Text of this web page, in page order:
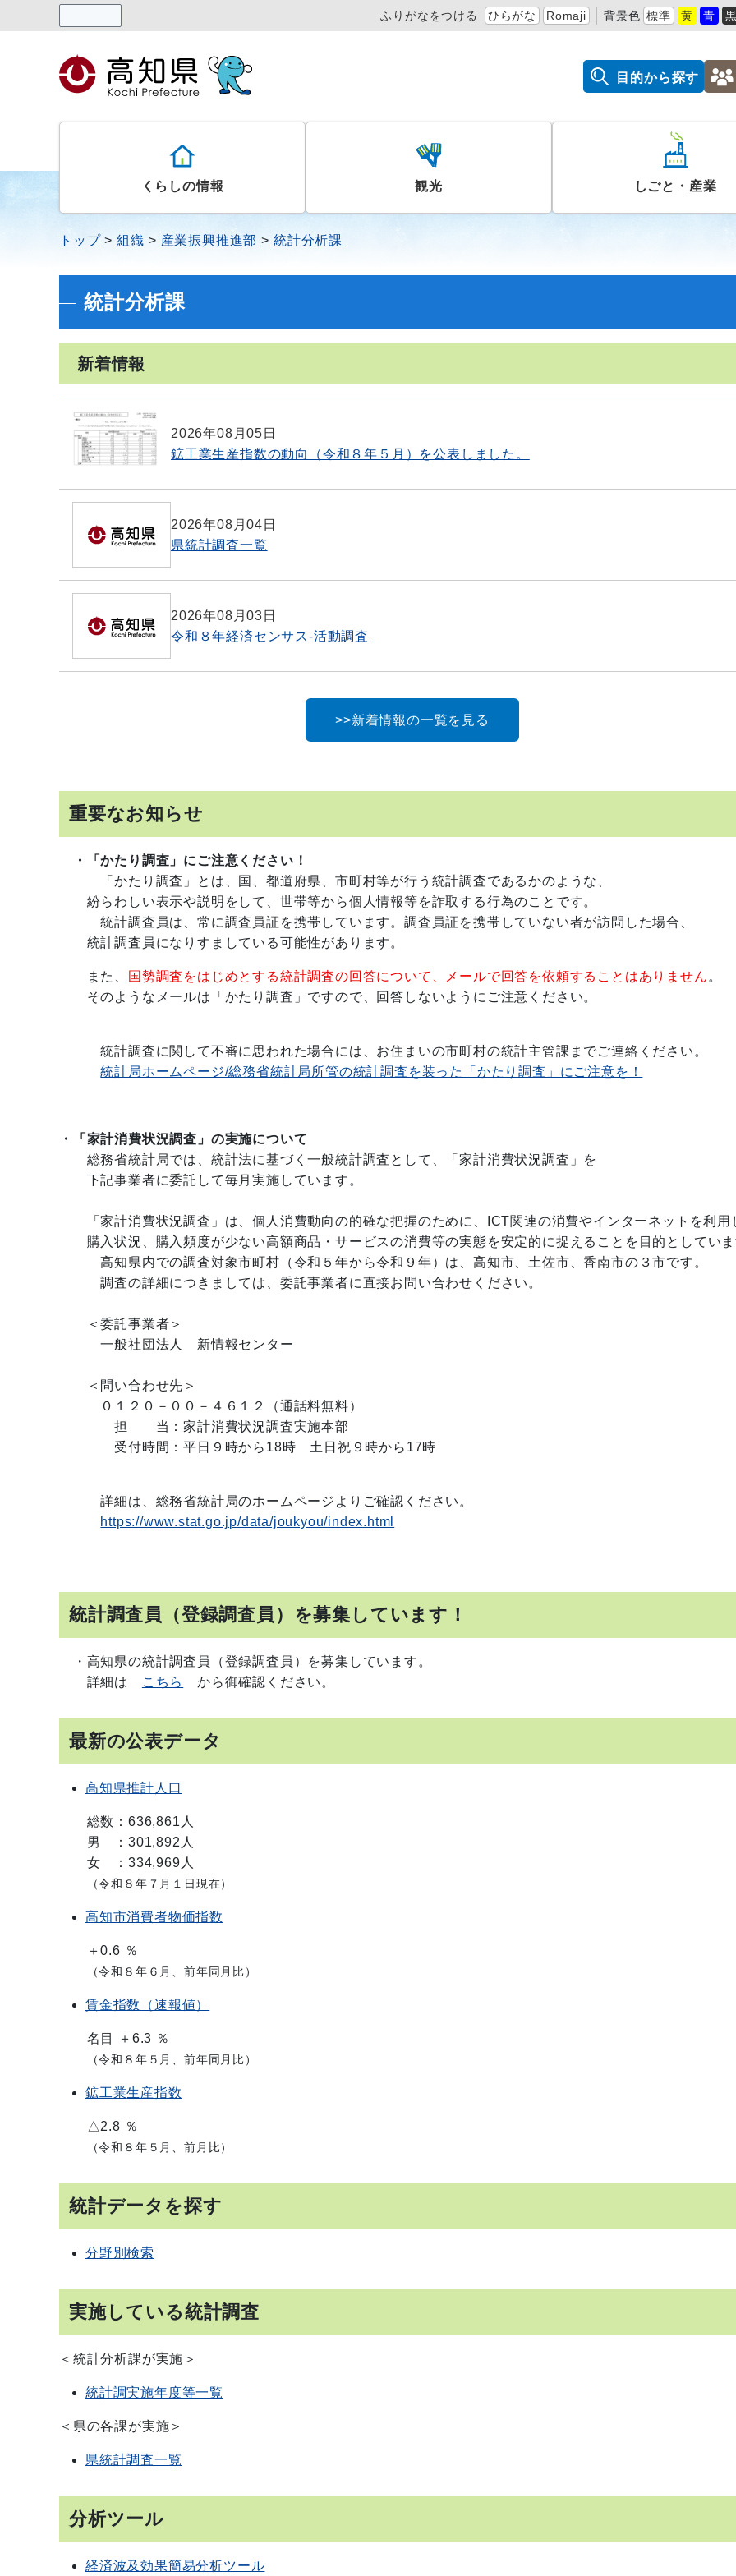
ふりがなをつける ひらがな Romaji 背景色 標準 黄 青 黒
目的から探す
くらしの情報 観光 しごと・産業
トップ 組織 産業振興推進部 統計分析課
統計分析課
新着情報
2026年08月05日
鉱工業生産指数の動向（令和８年５月）を公表しました。
2026年08月04日
県統計調査一覧
2026年08月03日
令和８年経済センサス-活動調査
>>新着情報の一覧を見る
重要なお知らせ
・「かたり調査」にご注意ください！
「かたり調査」とは、国、都道府県、市町村等が行う統計調査であるかのような、
紛らわしい表示や説明をして、世帯等から個人情報等を詐取する行為のことです。
統計調査員は、常に調査員証を携帯しています。調査員証を携帯していない者が訪問した場合、
統計調査員になりすましている可能性があります。
また、 国勢調査をはじめとする統計調査の回答について、メールで回答を依頼することはありません 。
そのようなメールは「かたり調査」ですので、回答しないようにご注意ください。
統計調査に関して不審に思われた場合には、お住まいの市町村の統計主管課までご連絡ください。
統計局ホームページ/総務省統計局所管の統計調査を装った「かたり調査」にご注意を！
・「家計消費状況調査」の実施について
総務省統計局では、統計法に基づく一般統計調査として、「家計消費状況調査」を
下記事業者に委託して毎月実施しています。
「家計消費状況調査」は、個人消費動向の的確な把握のために、ICT関連の消費やインターネットを利用
購入状況、購入頻度が少ない高額商品・サービスの消費等の実態を安定的に捉えることを目的としていま
高知県内での調査対象市町村（令和５年から令和９年）は、高知市、土佐市、香南市の３市です。
調査の詳細につきましては、委託事業者に直接お問い合わせください。
＜委託事業者＞
一般社団法人 新情報センター
＜問い合わせ先＞
０１２０－００－４６１２（通話料無料）
担 当：家計消費状況調査実施本部
受付時間：平日９時から18時 土日祝９時から17時
詳細は、総務省統計局のホームページよりご確認ください。
https://www.stat.go.jp/data/joukyou/index.html
統計調査員（登録調査員）を募集しています！
・高知県の統計調査員（登録調査員）を募集しています。
詳細は
こちら から御確認ください。
最新の公表データ
高知県推計人口
総数：636,861人
男 ：301,892人
女 ：334,969人
（令和８年７月１日現在）
高知市消費者物価指数
＋0.6 ％
（令和８年６月、前年同月比）
賃金指数（速報値）
名目 ＋6.3 ％
（令和８年５月、前年同月比）
鉱工業生産指数
△2.8 ％
（令和８年５月、前月比）
統計データを探す
分野別検索
実施している統計調査
＜統計分析課が実施＞
統計調実施年度等一覧
＜県の各課が実施＞
県統計調査一覧
分析ツール
経済波及効果簡易分析ツール